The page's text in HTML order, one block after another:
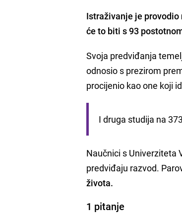
Istraživanje je provodio
će to biti s 93
Svoja predviđanja
odnosio s prezirom
procijenio kao one koji
I druga studija na
Naučnici s Univerziteta
predviđaju razvod.
života.
1 pitanje